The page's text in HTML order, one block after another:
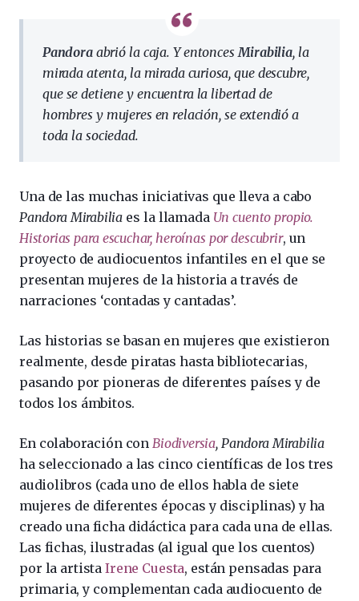
Pandoraabrió la caja. Y entoncesMirabilia, la
mirada atenta, la mirada curiosa, que descubre,
que se detiene y encuentra la libertad de
hombres y mujeres en relación, se extendió a
toda la sociedad.
Una de las muchas iniciativas que lleva a cabo
Pandora Mirabilia es la llamada Un cuento propio.
Historias para escuchar, heroínas por descubrir, un
proyecto de audiocuentos infantiles en el que se
presentan mujeres de la historia a través de
narraciones ‘contadas y cantadas’.
Las historias se basan en mujeres que existieron
realmente, desde piratas hasta bibliotecarias,
pasando por pioneras de diferentes países y de
todos los ámbitos.
En colaboración conBiodiversia, Pandora Mirabilia
ha seleccionado a las cinco científicas de los tres
audiolibros (cada uno de ellos habla de siete
mujeres de diferentes épocas y disciplinas) y ha
creado una ficha didáctica para cada una de ellas.
Las fichas, ilustradas (al igual que los cuentos)
por la artistaIrene Cuesta, están pensadas para
primaria, y complementan cada audiocuento de